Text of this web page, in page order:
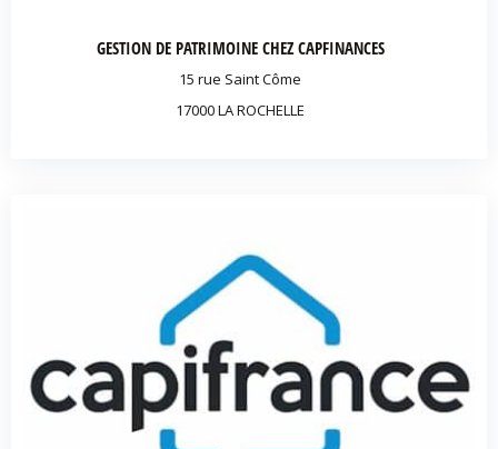
GESTION DE PATRIMOINE CHEZ CAPFINANCES
15 rue Saint Côme
17000 LA ROCHELLE